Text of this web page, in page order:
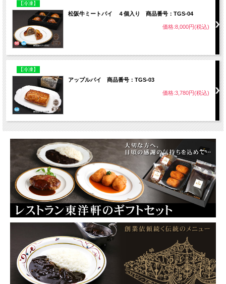
【冷凍】
松阪牛ミートパイ ４個入り 商品番号：TGS-04
価格:8,000円(税込)
【冷凍】
アップルパイ 商品番号：TGS-03
価格:3,780円(税込)